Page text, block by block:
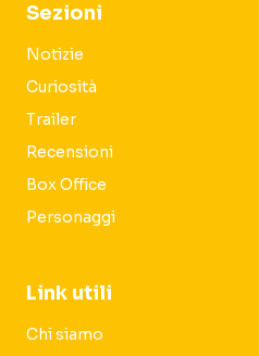
Sezioni
Notizie
Curiosità
Trailer
Recensioni
Box Office
Personaggi
Link utili
Chi siamo